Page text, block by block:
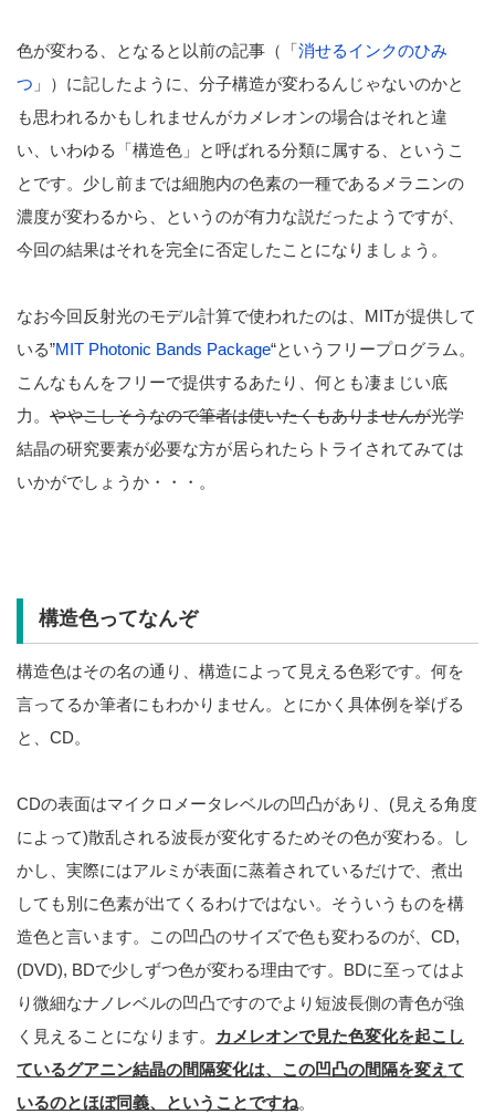
色が変わる、となると以前の記事（「消せるインクのひみ
つ 」）に記したように、分子構造が変わるんじゃないのかと
も思われるかもしれませんがカメレオンの場合はそれと違
い、いわゆる「構造色」と呼ばれる分類に属する、というこ
とです。少し前までは細胞内の色素の一種であるメラニンの
濃度が変わるから、というのが有力な説だったようですが、
今回の結果はそれを完全に否定したことになりましょう。
なお今回反射光のモデル計算で使われたのは、MITが提供して
いる”MIT Photonic Bands Package“というフリープログラム。
こんなもんをフリーで提供するあたり、何とも凄まじい底
力。 ややこしそうなので筆者は使いたくもありませんが光学
結晶の研究要素が必要な方が居られたらトライされてみては
いかがでしょうか・・・。
構造色ってなんぞ
構造色はその名の通り、構造によって見える色彩です。何を
言ってるか筆者にもわかりません。とにかく具体例を挙げる
と、CD。
CDの表面はマイクロメータレベルの凹凸があり、(見える角度
によって)散乱される波長が変化するためその色が変わる。し
かし、実際にはアルミが表面に蒸着されているだけで、煮出
しても別に色素が出てくるわけではない。そういうものを構
造色と言います。この凹凸のサイズで色も変わるのが、CD,
(DVD), BDで少しずつ色が変わる理由です。BDに至ってはよ
り微細なナノレベルの凹凸ですのでより短波長側の青色が強
く見えることになります。 カメレオンで見た色変化を起こし
ているグアニン結晶の間隔変化は、この凹凸の間隔を変えて
いるのとほぼ同義、ということですね。